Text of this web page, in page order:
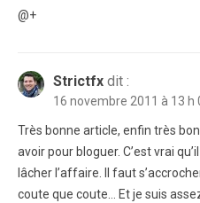
@+
Strictfx dit :
16 novembre 2011 à 13 h
Très bonne article, enfin très
avoir pour bloguer. C’est vrai
lâcher l’affaire. Il faut
coute que coute… Et je suis